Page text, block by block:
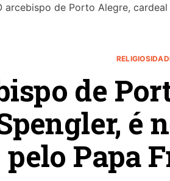
arcebispo de Porto Alegre,
de
é
pelo Papa